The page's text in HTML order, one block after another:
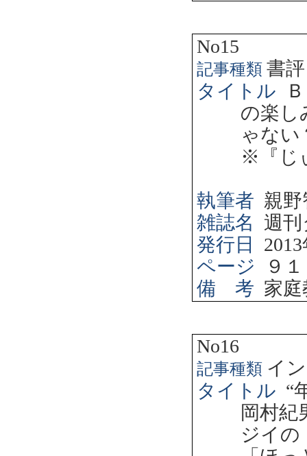
No15
記事種類 書評
タイトル
の楽
ゃな
※『じ
執筆者 親
雑誌名
週
発行日
2013
ページ
９１
備 考 家
No16
記事種類 イ
タイトル “
岡村
ジイ